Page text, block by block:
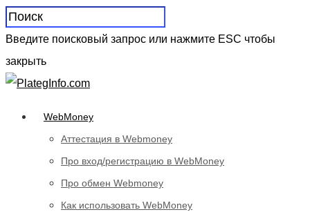
Введите поисковый запрос или нажмите ESC чтобы
закрыть
WebMoney
Аттестация в Webmoney
Про вход/регистрацию в WebMoney
Про обмен Webmoney
Как использовать WebMoney